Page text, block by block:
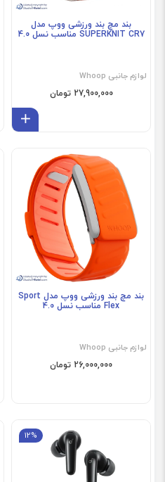
بند مچ بند ورزشی ووپ مدل
SUPERKNIT CR7 مناسب نسل 4.0
لوازم جانبی Whoop
27,900,000 تومان
فروش ویژه
بند مچ بند ورزشی ووپ مدل Sport
Flex مناسب نسل 4.0
لوازم جانبی Whoop
26,000,000 تومان
فروش ویژه
12%